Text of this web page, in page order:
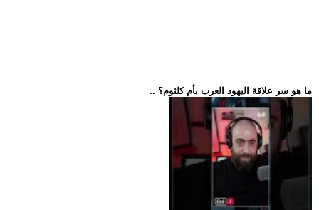
.. ما هو سر علاقة اليهود العرب بأم كلثوم؟